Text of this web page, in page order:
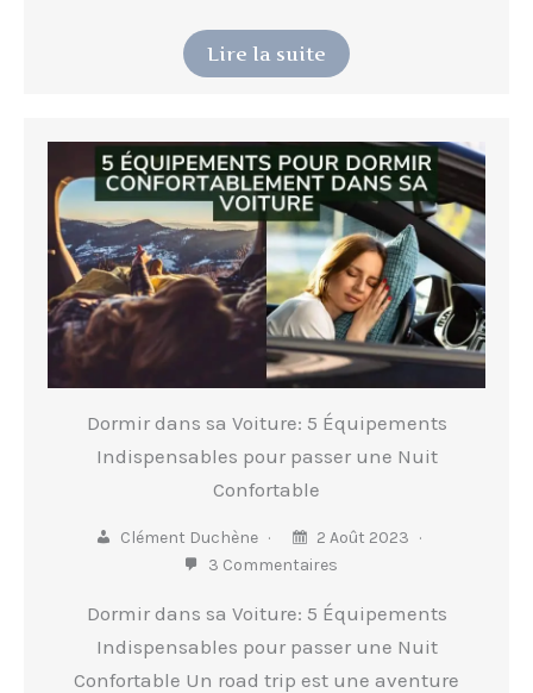
Lire la suite
Dormir dans sa Voiture: 5 Équipements
Indispensables pour passer une Nuit
Confortable
Clément Duchène
2 Août 2023
3 Commentaires
Dormir dans sa Voiture: 5 Équipements
Indispensables pour passer une Nuit
Confortable Un road trip est une aventure